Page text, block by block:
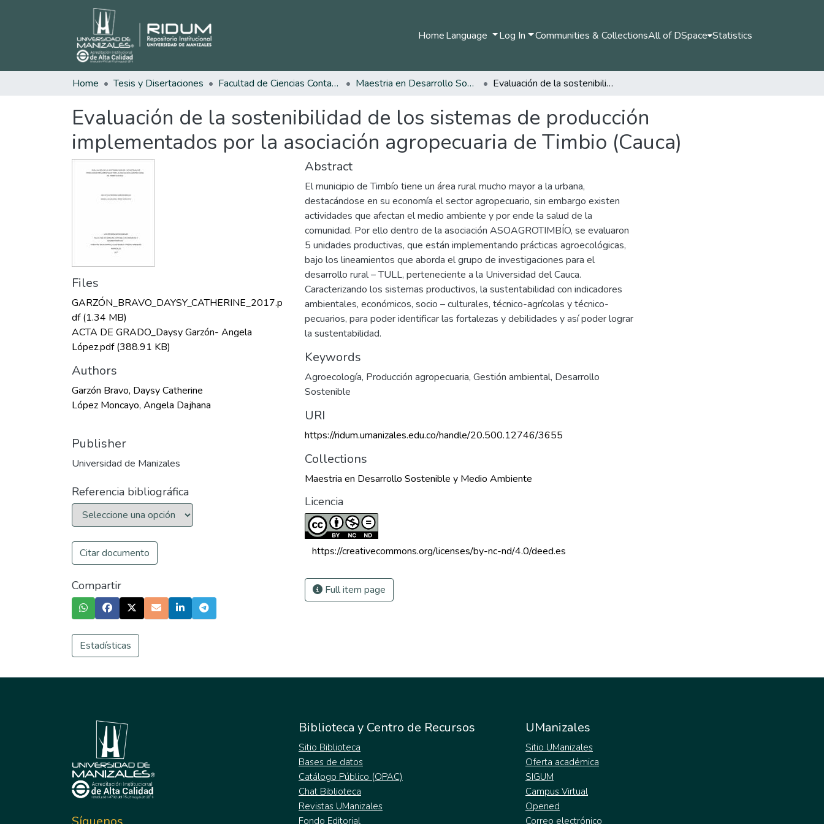
HomeLanguage Log In Communities & CollectionsAll of DSpace Statistics
Home Tesis y Disertaciones Facultad de Ciencias Contables Económicas y Administrativas Maestria en Desarrollo Sostenible y Medio Ambiente Evaluación de la sostenibilidad de los sistemas de producción implementados por la asociación agropecuaria de Timbio (Cauca)
Evaluación de la sostenibilidad de los sistemas de producción
implementados por la asociación agropecuaria de Timbio (Cauca)
Files
GARZÓN_BRAVO_DAYSY_CATHERINE_2017.p
df(1.34 MB)
ACTA DE GRADO_Daysy Garzón- Angela
López.pdf(388.91 KB)
Authors
Garzón Bravo, Daysy Catherine
López Moncayo, Angela Dajhana
Publisher
Universidad de Manizales
Referencia bibliográfica
Citar documento
Compartir
Estadísticas
Abstract
El municipio de Timbío tiene un área rural mucho mayor a la urbana,
destacándose en su economía el sector agropecuario, sin embargo existen
actividades que afectan el medio ambiente y por ende la salud de la
comunidad. Por ello dentro de la asociación ASOAGROTIMBÍO, se evaluaron
5 unidades productivas, que están implementando prácticas agroecológicas,
bajo los lineamientos que aborda el grupo de investigaciones para el
desarrollo rural – TULL, perteneciente a la Universidad del Cauca.
Caracterizando los sistemas productivos, la sustentabilidad con indicadores
ambientales, económicos, socio – culturales, técnico-agrícolas y técnico-
pecuarios, para poder identificar las fortalezas y debilidades y así poder lograr
la sustentabilidad.
Keywords
Agroecología, Producción agropecuaria, Gestión ambiental, Desarrollo
Sostenible
URI
https://ridum.umanizales.edu.co/handle/20.500.12746/3655
Collections
Maestria en Desarrollo Sostenible y Medio Ambiente
Licencia
https://creativecommons.org/licenses/by-nc-nd/4.0/deed.es
Full item page
Biblioteca y Centro de Recursos
Sitio Biblioteca
Bases de datos
Catálogo Público (OPAC)
Chat Biblioteca
Revistas UManizales
Fondo Editorial
UManizales
Sitio UManizales
Oferta académica
SIGUM
Campus Virtual
Opened
Correo electrónico